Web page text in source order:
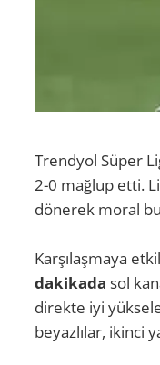
Trendyol Süper
2-0 mağlup etti.
dönerek moral
Karşılaşmaya
dakikada sol
direkte iyi
beyazlılar, ikinci